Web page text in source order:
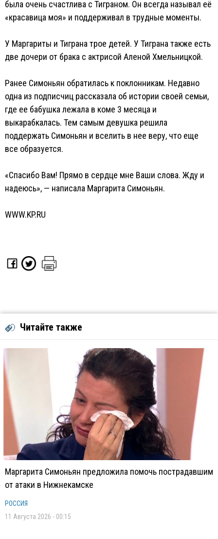
была очень счастлива с Тиграном. Он всегда называл её
«красавица моя» и поддерживал в трудные моменты.
У Маргариты и Тиграна трое детей. У Тиграна также есть
две дочери от брака с актрисой Аленой Хмельницкой.
Ранее Симоньян обратилась к поклонникам. Недавно
одна из подписчиц рассказала об истории своей семьи,
где ее бабушка лежала в коме 3 месяца и
выкарабкалась. Тем самым девушка решила
поддержать Симоньян и вселить в нее веру, что еще
все образуется.
«Спасибо Вам! Прямо в сердце мне Ваши слова. Жду и
надеюсь», — написала Маргарита Симоньян.
WWW.KP.RU
Читайте также
Маргарита Симоньян предложила помочь пострадавшим
от атаки в Нижнекамске
РОССИЯ
11 Августа 2026 - 00:15